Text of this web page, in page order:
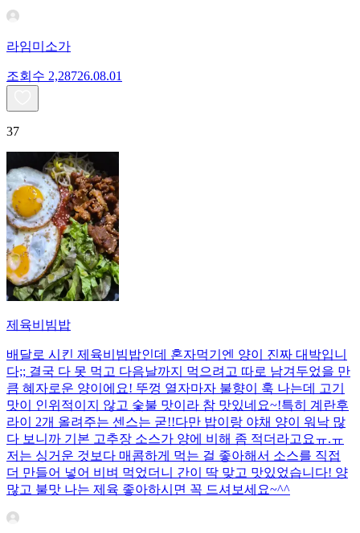
라임미소가
조회수 2,28726.08.01
37
제육비빔밥
배달로 시킨 제육비빔밥인데 혼자먹기엔 양이 진짜 대박입니
다;; 결국 다 못 먹고 다음날까지 먹으려고 따로 남겨두었을 만
큼 혜자로운 양이에요! 뚜껑 열자마자 불향이 훅 나는데 고기
맛이 인위적이지 않고 숯불 맛이라 참 맛있네요~!특히 계란후
라이 2개 올려주는 센스는 굳!! ​다만 밥이랑 야채 양이 워낙 많
다 보니까 기본 고추장 소스가 양에 비해 좀 적더라고요ㅠ.ㅠ
저는 싱거운 것보다 매콤하게 먹는 걸 좋아해서 소스를 직접
더 만들어 넣어 비벼 먹었더니 간이 딱 맞고 맛있었습니다! 양
많고 불맛 나는 제육 좋아하시면 꼭 드셔보세요~^^